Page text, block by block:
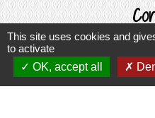
Place du
26780
This site uses cookies and
to activate
OK, accept all